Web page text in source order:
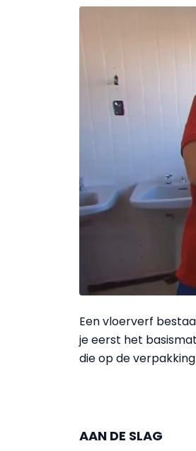
Een vloerverf
je eerst het
die op de
AAN DE SLAG